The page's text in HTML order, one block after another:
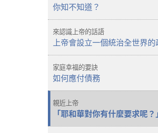
你知不知道？
來認識上帝的話語
上帝會設立一個統治全世界的
家庭幸福的要訣
如何應付債務
親近上帝
「耶和華對你有什麼要求呢？」